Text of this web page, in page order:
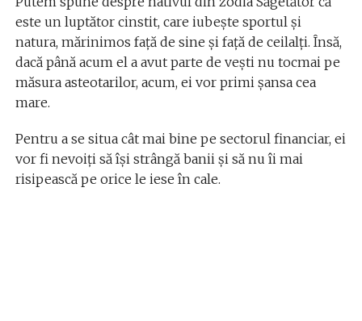
este un luptător cinstit, care iubește sportul și
natura, mărinimos față de sine și față de ceilalți. Însă,
dacă până acum el a avut parte de vești nu tocmai pe
măsura asteotarilor, acum, ei vor primi șansa cea
mare.
Pentru a se situa cât mai bine pe sectorul financiar, ei
vor fi nevoiți să își strângă banii și să nu îi mai
risipească pe orice le iese în cale.